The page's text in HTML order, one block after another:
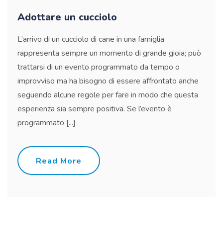
Adottare un cucciolo
L’arrivo di un cucciolo di cane in una famiglia
rappresenta sempre un momento di grande gioia; può
trattarsi di un evento programmato da tempo o
improvviso ma ha bisogno di essere affrontato anche
seguendo alcune regole per fare in modo che questa
esperienza sia sempre positiva. Se l’evento è
programmato [...]
Read More